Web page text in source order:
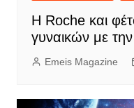
Η Roche και
γυναικών με
Emeis Magazine